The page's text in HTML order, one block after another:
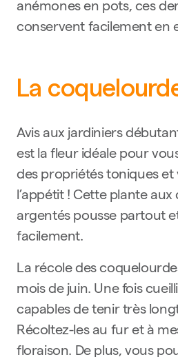
anémones en pots, ces
conservent facilement en
La
Avis aux jardiniers
est la fleur idéale pour
des propriétés toniques
l’appétit ! Cette plante
argentés pousse partout
facilement.
La récole des
mois de juin. Une fois
capables de tenir très
Récoltez-les au fur et à
floraison. De plus, vous